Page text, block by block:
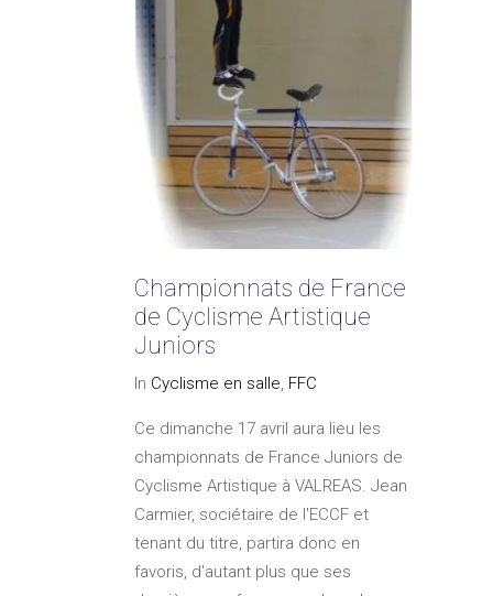
Championnats de France
de Cyclisme Artistique
Juniors
In Cyclisme en salle, FFC
Ce dimanche 17 avril aura lieu les
championnats de France Juniors de
Cyclisme Artistique à VALREAS. Jean
Carmier, sociétaire de l'ECCF et
tenant du titre, partira donc en
favoris, d'autant plus que ses